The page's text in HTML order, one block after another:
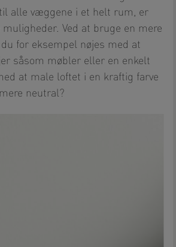
alle væggene i et helt rum, er
Ved at bruge en mere
for eksempel nøjes med at
såsom møbler eller en enkelt
at male loftet i en kraftig farve
neutral?